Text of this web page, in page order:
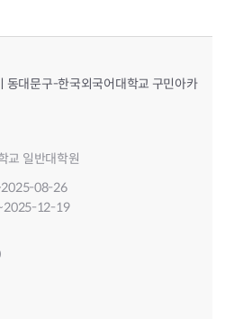
동대문구-한국외국어대학교 구민아카
교 일반대학원
08-26
12-19